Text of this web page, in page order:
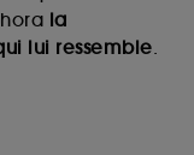
la
lui ressemble.